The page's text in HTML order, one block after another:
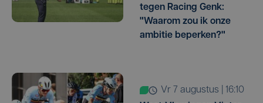
tegen Racing Genk:
"Waarom zou ik onze
ambitie beperken?"
vr 7 augustus | 16:10